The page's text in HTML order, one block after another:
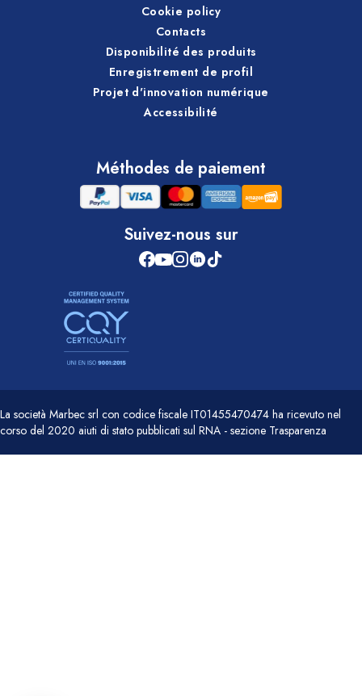
Cookie policy
Contacts
Disponibilité des produits
Enregistrement de profil
Projet d'innovation numérique
Accessibilité
Méthodes de paiement
Suivez-nous sur
La società Marbec srl con codice fiscale IT01455470474 ha ricevuto nel
corso del 2020 aiuti di stato pubblicati sul RNA - sezione Trasparenza